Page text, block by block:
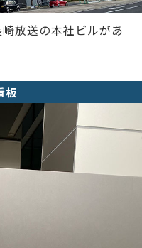
放送の本社ビルがあ
板